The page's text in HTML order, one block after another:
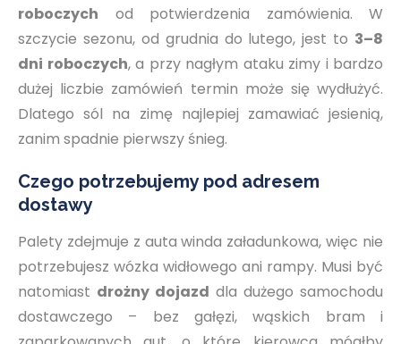
roboczych od potwierdzenia zamówienia. W
szczycie sezonu, od grudnia do lutego, jest to 3–8
dni roboczych, a przy nagłym ataku zimy i bardzo
dużej liczbie zamówień termin może się wydłużyć.
Dlatego sól na zimę najlepiej zamawiać jesienią,
zanim spadnie pierwszy śnieg.
Czego potrzebujemy pod adresem
dostawy
Palety zdejmuje z auta winda załadunkowa, więc nie
potrzebujesz wózka widłowego ani rampy. Musi być
natomiast drożny dojazd dla dużego samochodu
dostawczego – bez gałęzi, wąskich bram i